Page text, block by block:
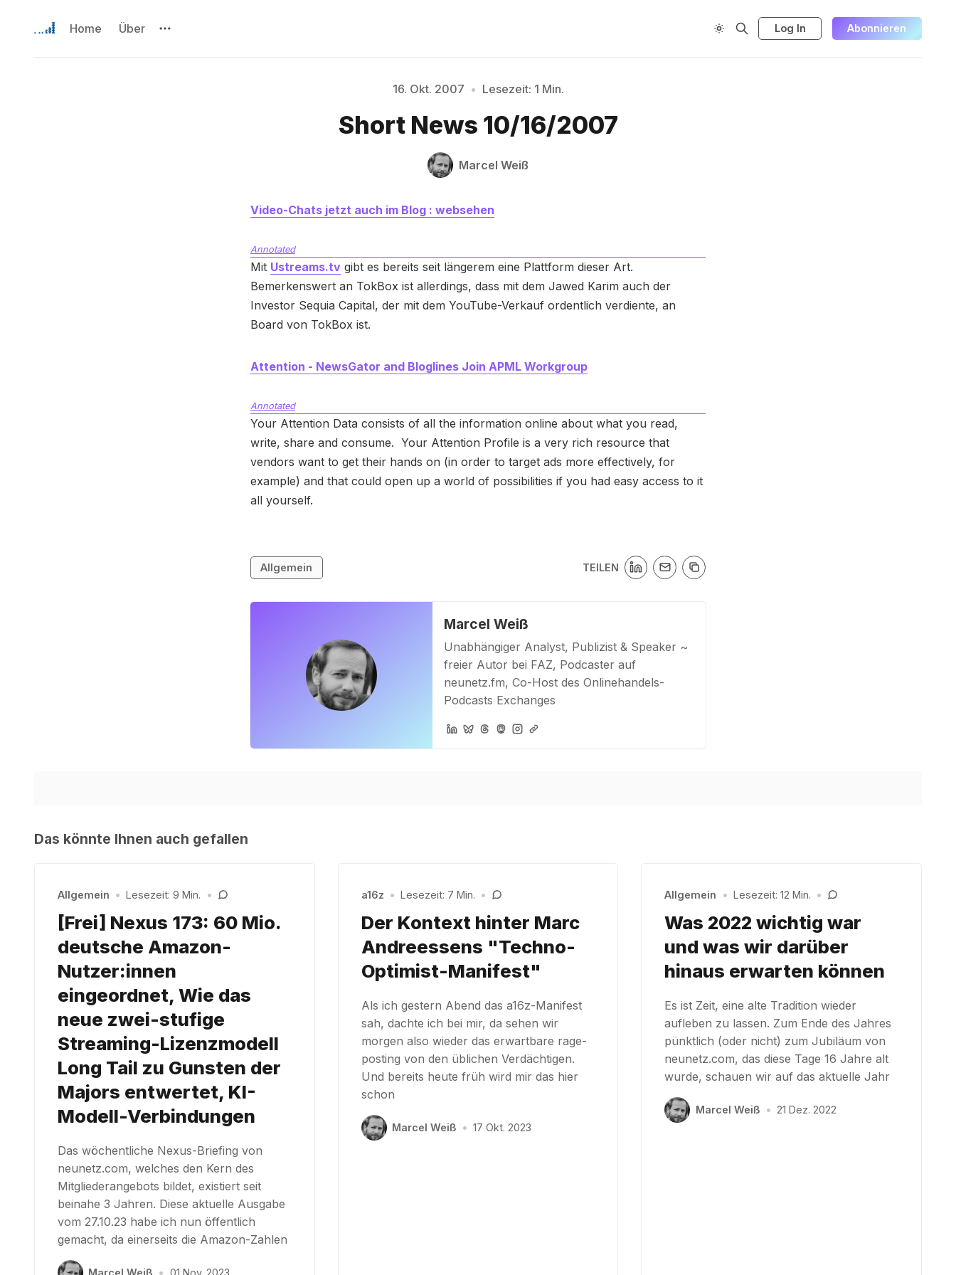
Home Über Log In Abonnieren
16. Okt. 2007 • Lesezeit: 1 Min.
Short News 10/16/2007
Marcel Weiß
Video-Chats jetzt auch im Blog : websehen
Annotated
Mit Ustreams.tv gibt es bereits seit längerem eine Plattform dieser Art.
Bemerkenswert an TokBox ist allerdings, dass mit dem Jawed Karim auch der
Investor Sequia Capital, der mit dem YouTube-Verkauf ordentlich verdiente, an
Board von TokBox ist.
Attention - NewsGator and Bloglines Join APML Workgroup
Annotated
Your Attention Data consists of all the information online about what you read,
write, share and consume. Your Attention Profile is a very rich resource that
vendors want to get their hands on (in order to target ads more effectively, for
example) and that could open up a world of possibilities if you had easy access to it
all yourself.
Allgemein TEILEN
Marcel Weiß
Unabhängiger Analyst, Publizist & Speaker ~
freier Autor bei FAZ, Podcaster auf
neunetz.fm, Co-Host des Onlinehandels-
Podcasts Exchanges
Das könnte Ihnen auch gefallen
Allgemein • Lesezeit: 9 Min. •
[Frei] Nexus 173: 60 Mio.
deutsche Amazon-
Nutzer:innen
eingeordnet, Wie das
neue zwei-stufige
Streaming-Lizenzmodell
Long Tail zu Gunsten der
Majors entwertet, KI-
Modell-Verbindungen
Das wöchentliche Nexus-Briefing von
neunetz.com, welches den Kern des
Mitgliederangebots bildet, existiert seit
beinahe 3 Jahren. Diese aktuelle Ausgabe
vom 27.10.23 habe ich nun öffentlich
gemacht, da einerseits die Amazon-Zahlen
a16z • Lesezeit: 7 Min. •
Der Kontext hinter Marc
Andreessens "Techno-
Optimist-Manifest"
Als ich gestern Abend das a16z-Manifest
sah, dachte ich bei mir, da sehen wir
morgen also wieder das erwartbare rage-
posting von den üblichen Verdächtigen.
Und bereits heute früh wird mir das hier
schon
Marcel Weiß • 17 Okt. 2023
Allgemein • Lesezeit: 12 Min. •
Was 2022 wichtig war
und was wir darüber
hinaus erwarten können
Es ist Zeit, eine alte Tradition wieder
aufleben zu lassen. Zum Ende des Jahres
pünktlich (oder nicht) zum Jubiläum von
neunetz.com, das diese Tage 16 Jahre alt
wurde, schauen wir auf das aktuelle Jahr
Marcel Weiß • 21 Dez. 2022